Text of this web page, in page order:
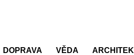
DOPRAVA VĚDA